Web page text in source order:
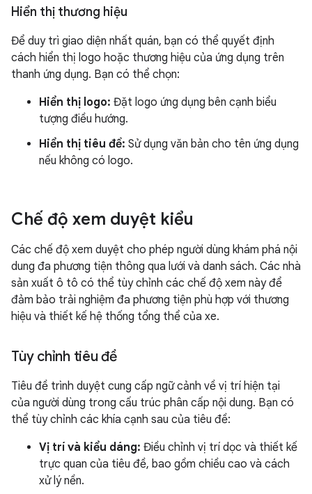
Hiển thị thương hiệu
Để duy trì giao diện nhất quán, bạn có thể quyết định
cách hiển thị logo hoặc thương hiệu của ứng dụng trên
thanh ứng dụng. Bạn có thể chọn:
Hiển thị logo: Đặt logo ứng dụng bên cạnh biểu
tượng điều hướng.
Hiển thị tiêu đề: Sử dụng văn bản cho tên ứng dụng
nếu không có logo.
Chế độ xem duyệt kiểu
Các chế độ xem duyệt cho phép người dùng khám phá nội
dung đa phương tiện thông qua lưới và danh sách. Các nhà
sản xuất ô tô có thể tùy chỉnh các chế độ xem này để
đảm bảo trải nghiệm đa phương tiện phù hợp với thương
hiệu và thiết kế hệ thống tổng thể của xe.
Tùy chỉnh tiêu đề
Tiêu đề trình duyệt cung cấp ngữ cảnh về vị trí hiện tại
của người dùng trong cấu trúc phân cấp nội dung. Bạn có
thể tùy chỉnh các khía cạnh sau của tiêu đề:
Vị trí và kiểu dáng: Điều chỉnh vị trí dọc và thiết kế
trực quan của tiêu đề, bao gồm chiều cao và cách
xử lý nền.